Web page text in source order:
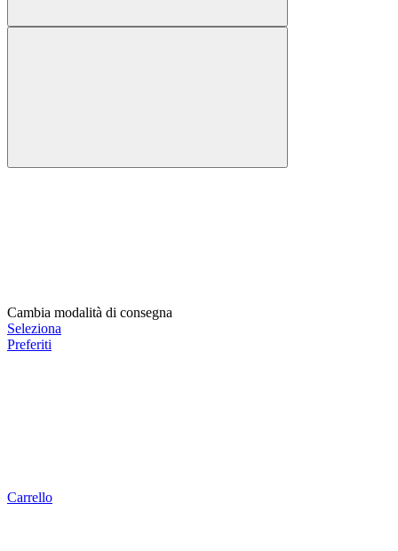
Cambia modalità di consegna
Seleziona
Preferiti
Carrello